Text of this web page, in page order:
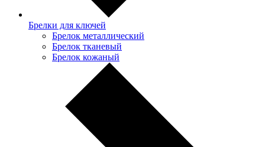
Брелки для ключей
Брелок металлический
Брелок тканевый
Брелок кожаный